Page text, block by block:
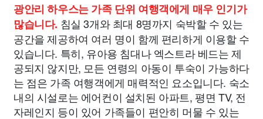
광안리 하우스는 가족 단위 여행객에게 매우 인기가
많습니다. 침실 3개와 최대 8명까지 숙박할 수 있는
공간을 제공하여 여러 명이 함께 편리하게 이용할 수
있습니다. 특히, 유아용 침대나 엑스트라 베드는 제
공되지 않지만, 모든 연령의 아동이 투숙이 가능하다
는 점은 가족 여행객에게 매력적인 요소입니다. 숙소
내의 시설로는 에어컨이 설치된 아파트, 평면 TV, 전
자레인지 등이 있어 가족들이 편안히 머물 수 있는